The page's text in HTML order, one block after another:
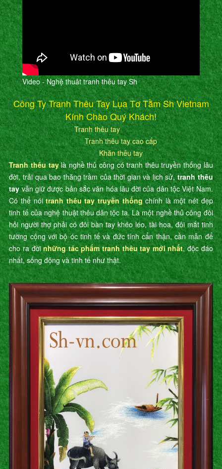
Video - Nghệ thuât tranh thêu tay Sh
Công Ty Tranh Thêu Tay Lụa Tơ Tằm Sh Vietnam
Kính Chào Quý Khách!
Tranh thêu tay
Tranh thêu tay cao cấp
Khăn thêu tay
Tranh thêu taylà nghề thủ công có tranh thêu truyền thống lâu
đời, trải qua bao thăng trầm của thời gian và lịch sử,tranh thêu
tayvẫn giữ được bản sắc văn hóa lâu đời của dân tộc Việt Nam.
Có thể nóitranh thêu tay truyền thốngchính là một nét đẹp
tinh tế của nghệ thuật thêu dân tộc ta. Là một nghề thủ công đòi
hỏi người thợ phải có đôi bàn tay khéo léo, tài hoa, đôi mắt tinh
tường cộng với bộ óc tinh tế và đức tính cẩn thận, cần mẫn để
cho ra đờinhững tác phẩm tranh thêu tay mới nhất, độc đáo
nhất, sống động và tinh tế như thật.